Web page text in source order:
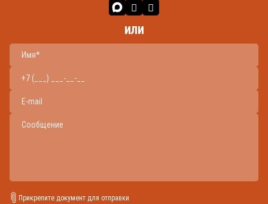
или
Прикрепите документ для отправки